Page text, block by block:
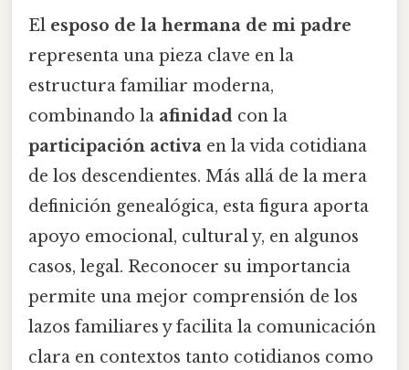
El esposo de la hermana de mi padre
representa una pieza clave en la
estructura familiar moderna,
combinando la afinidad con la
participación activa en la vida cotidiana
de los descendientes. Más allá de la mera
definición genealógica, esta figura aporta
apoyo emocional, cultural y, en algunos
casos, legal. Reconocer su importancia
permite una mejor comprensión de los
lazos familiares y facilita la comunicación
clara en contextos tanto cotidianos como